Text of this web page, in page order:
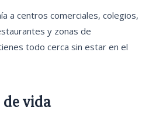
a centros comerciales, colegios,
y zonas de
todo cerca sin estar en el
vida